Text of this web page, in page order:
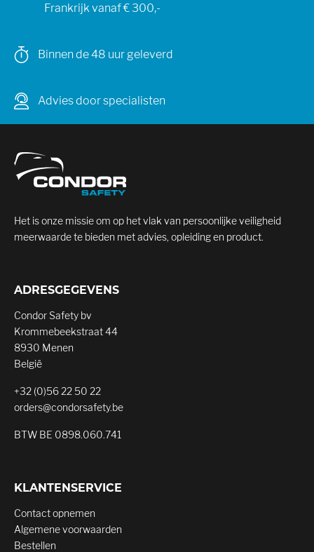
Frankrijk vanaf € 300,-
Binnen de 48 uur geleverd
Advies door specialisten
Het is onze missie om op het vlak van persoonlijke veiligheid
meerwaarde te bieden met advies, opleiding en product.
ADRESGEGEVENS
Condor Safety bv
Krommebeekstraat 44
8930 Menen
België
+32 (0)56 22 50 22
orders@condorsafety.be
BTW BE 0898.060.741
KLANTENSERVICE
Contact opnemen
Algemene voorwaarden
Bestellen